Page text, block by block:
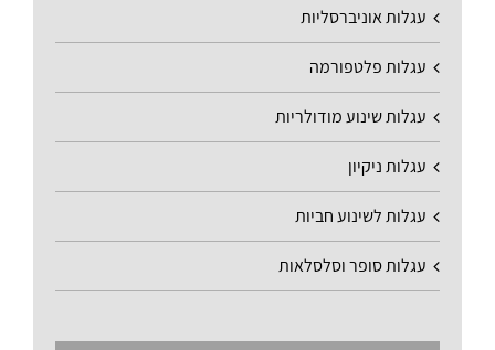
עגלות אוניברסליות
עגלות פלטפורמה
עגלות שינוע מודולריות
עגלות ניקיון
עגלות לשינוע חביות
עגלות סופר וסלסלאות